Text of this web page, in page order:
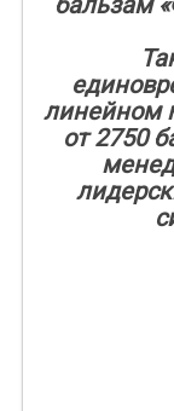
линейном
от 2750